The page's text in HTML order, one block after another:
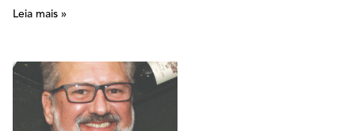
Leia mais »